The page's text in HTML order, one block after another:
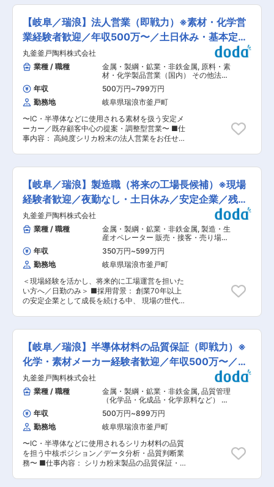
があり、多くの方が勤続しております。 ■当社に
ついて： ・振動試験装置／複合環境試験装置など
の製品・受託試験・ソリューションサービスは、
「お客様の品質」を向上させる手段として、最先
端ニーズにお応えしています。 ・ものづくりに欠
かせない信頼性試験のソリューションを提供して
おり、様々な環境下での振動を再現できます。振
動に加えて温度・湿度を変化させる複合試験装置
は、エレクトロニクス産業、自動車産業、航空宇
宙産業等において品質の向上および新製品の開発
に大いに貢献。国内のみならず米国、欧州、アジ
ア各国にも多くの納入実績を持ち、産業機器の信
頼性試験に貢献しています。 ■特徴： ・当社は
らの引き合いがあり、大手クライアントの開発部
門と業務を進めます。 ・そのため世に出る前の最
仕事をしている実感が得られます。 変更の範囲：
会社の定める業務
判断する重要な役割です。 単なる分析作業ではな
く、 「データをもとに品質を判断・維持する」仕
事です。 ■業務詳細： ・製品検査（サンプリン
グ、粒度・成分測定） ・分析機器を用いたデータ
取得・記録管理 ・品質基準に対する適合判断 ・
製造工程の品質チェック・改善指導 ・品質トラブ
ル時の原因分析・対応 ・ISO関連業務（書類・監
査対応） ※「測る」ではなく「判断する」ことが
重要です ■働き方・関係性： ・製造部門、営業
部門、業務部門と密に連携 ・必要に応じて顧客対
応（メール・打合せ）あり →現場と顧客の間に立
つポジション ■採用背景： 半導体分野を中心に
需要が拡大しており、製品品質への要求水準も高
まっています。 そのため、品質保証体制の強化に
向けた増員を行います。 ■入社後： 入社後は
OJTを通じて、製品知識や品質管理の基礎を学ん
理系基礎知識があればキャッチアップ可能です ■
本ポジションの特徴： ・半導体などに使われる重
要素材を扱う ・数字・データを扱う理系職種 ・
品質＝企業の信頼を左右する重要業務 ・未経験か
ら専門性を身につけられる 変更の範囲：会社の定
める業務
【岐阜／瑞浪】法人営業（即戦力）※素材・化学営
業経験者歓迎／年収500万〜／土日休み・基本定時
退社
丸釜釜戸陶料株式会社
業種 / 職種
金属・製綱・鉱業・非鉄金属, 原料・素
材・化学製品営業（国内） その他法人
営業（既存・ルートセールス中心）
年収 500万円~799万円
勤務地
岐阜県瑞浪市釜戸町
〜IC・半導体などに使用される素材を扱う安定メ
ーカー／既存顧客中心の提案・調整型営業〜 ■仕
事内容： 高純度シリカ粉末の法人営業をお任せし
す。 顧客ニーズを踏まえ、製造・品質部門と連携
しながら最適な製品提供を行っていただきます。
■具体的な業務内容： ＜メイン業務＞ ・既存顧
客への提案営業（ルート中心） ・顧客ニーズのヒ
アリングと製品提案 ・製品サンプルの提供・評価
フォロー ・見積作成および価格調整 ＜社内調整
業務（重要）＞ ・製造部門との納期・在庫調整
・品質部門との仕様確認 ・社内関係者との連携・
調整 ※単なる営業ではなく「顧客と現場をつなぐ
調整型営業」です。 ＜将来的にお任せしたい業務
＞ ・顧客との商談・技術ニーズのヒアリング ・
製品サンプルの提案・評価結果のフォローアップ
・展示会への出展、業界動向の調査 ■採用背景：
創業70年以上の安定基盤を持ち、半導体・歯科・
産業機械など幅広い分野に製品を供給していま
す。 今後の事業拡大および顧客対応力強化のた
規開拓ほぼなし） ・顧客からの問い合わせ対応が
ベース ・訪問頻度：2〜3週間に1回程度 ・出張：
東京・名古屋・大阪など（宿泊の可能性あり） ■
就業環境： ・基本定時退社（残業ほぼなし） ・
土日休みで生活リズム安定 ・落ち着いた社風で長
く働ける環境 変更の範囲：会社の定める業務
【岐阜／瑞浪】製造職（将来の工場長候補）※現場
経験者歓迎／夜勤なし・土日休み／安定企業／残業
ほぼなし
丸釜釜戸陶料株式会社
業種 / 職種
金属・製綱・鉱業・非鉄金属, 製造・生
産オペレーター 販売・接客・売り場担
当
年収 350万円~599万円
勤務地
岐阜県瑞浪市釜戸町
＜現場経験を活かし、将来的に工場運営を担いた
い方へ／日勤のみ＞ ■採用背景： 創業70年以上
の安定企業として成長を続ける中、 現場の世代交
容： シリカ粉末の製造現場において、製造業務を
担いながら、将来的には現場の管理・改善を担っ
ていただきます。 本ポジションは、現場で働くメ
ンバーをまとめる“ご意見番・調整役”の役割を期
待しています。 ＜具体業務＞ ・原料の粉砕、分
級、乾燥など製造工程の機械操作 ・製品の梱包、
出荷準備 ・作業進捗の確認、現場メンバーへの指
示出し ・報告連絡の取りまとめ（社内・工場内）
・安全・品質面のチェック ・業務改善、工程改善
（将来的に担当） ■入社後の流れ： 入社後はま
ず現場業務を理解いただきながら、 半年〜1年を
かけて現場の流れと人員関係を把握いただきま
す。 その後、徐々に ◇メンバーの取りまとめ ◇
工程の改善 といった役割を担っていただきます。
■組織構成： ・8名在籍中です。 ・平均年齢：46
歳 ■本ポジションの魅力： ・夜勤なし・土日休
【岐阜／瑞浪】半導体材料の品質保証（即戦力）※
化学・素材メーカー経験者歓迎／年収500万〜／転
勤なし
丸釜釜戸陶料株式会社
業種 / 職種
金属・製綱・鉱業・非鉄金属, 品質管理
（化学品・化成品・化学原料など） 品
質保証・監査（化学品・化成品・化学
原料など）
年収 500万円~899万円
勤務地
岐阜県瑞浪市釜戸町
〜IC・半導体などに使用されるシリカ材料の品質
を担う中核ポジション／データ分析・品質判断業
務〜 ■仕事内容： シリカ粉末製品の品質保証・